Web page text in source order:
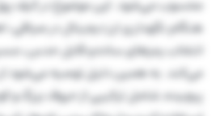
محسوب می‌شود. این موضوع در کیف
هنگام نگهداری ارز دیجیتال در صرافی،
انتخاب رمزهای ساده و قابل حدس،
می‌کند. به همین دلیل توصیه می‌شود از
پیچیده، شامل ترکیبی از حروف بزرگ و